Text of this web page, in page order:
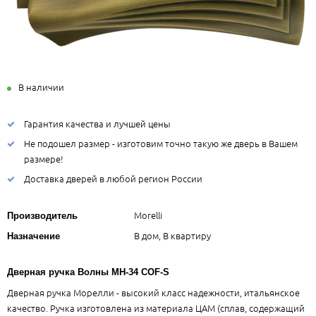
В наличии
Гарантия качества и лучшей цены
Не подошел размер - изготовим точно такую же дверь в Вашем
размере!
Доставка дверей в любой регион России
Производитель Morelli
Назначение В дом, В квартиру
Дверная ручка Волны MH-34 COF-S
Дверная ручка Морелли - высокий класс надежности, итальянское
качество. Ручка изготовлена из материала ЦАМ (сплав, содержащий